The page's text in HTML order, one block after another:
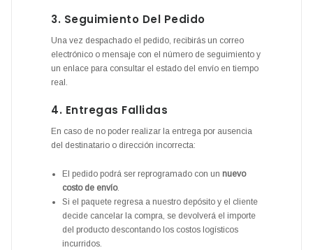
3. Seguimiento Del Pedido
Una vez despachado el pedido, recibirás un correo
electrónico o mensaje con el número de seguimiento y
un enlace para consultar el estado del envío en tiempo
real.
4. Entregas Fallidas
En caso de no poder realizar la entrega por ausencia
del destinatario o dirección incorrecta:
El pedido podrá ser reprogramado con un nuevo
costo de envío.
Si el paquete regresa a nuestro depósito y el cliente
decide cancelar la compra, se devolverá el importe
del producto descontando los costos logísticos
incurridos.